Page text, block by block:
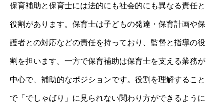
保育補助と保育士には法的にも社会的にも異なる責任と
役割があります。保育士は子どもの発達・保育計画や保
護者との対応などの責任を持っており、監督と指導の役
割を担います。一方で保育補助は保育士を支える業務が
中心で、補助的なポジションです。役割を理解すること
で「でしゃばり」に見られない関わり方ができるように